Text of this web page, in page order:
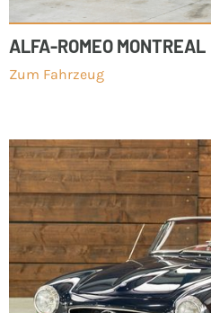
ALFA-ROMEO MONTREAL
Zum Fahrzeug